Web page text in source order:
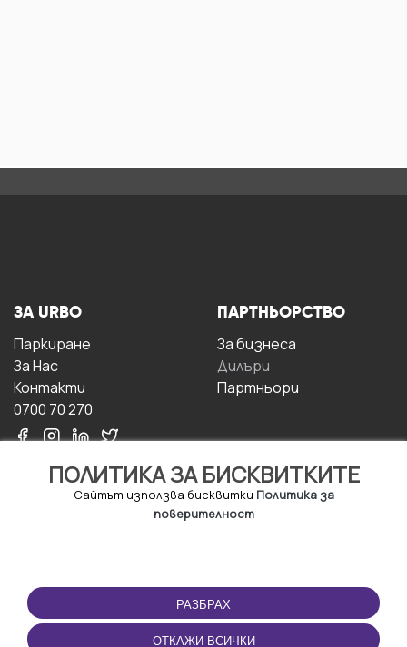
ПОЛИТИКА ЗА БИСКВИТКИТЕ
Сайтът използва бисквитки Политика за
поверителност
РАЗБРАХ
ОТКАЖИ ВСИЧКИ
ЗА URBO
Паркиране
За Hас
Контакти
0700 70 270
ПАРТНЬОРСТВО
За бизнесa
Дилъри
Партньори
ПОЛЗВАНЕ
Правила и условия за
ползване
ПРИЛОЖЕНИЕТО